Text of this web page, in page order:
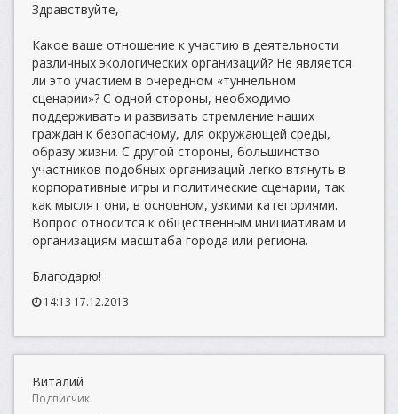
Здравствуйте,
Какое ваше отношение к участию в деятельности
различных экологических организаций? Не является
ли это участием в очередном «туннельном
сценарии»? С одной стороны, необходимо
поддерживать и развивать стремление наших
граждан к безопасному, для окружающей среды,
образу жизни. С другой стороны, большинство
участников подобных организаций легко втянуть в
корпоративные игры и политические сценарии, так
как мыслят они, в основном, узкими категориями.
Вопрос относится к общественным инициативам и
организациям масштаба города или региона.
Благодарю!
14:13 17.12.2013
Виталий
Подписчик